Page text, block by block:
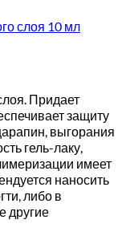
слоя 10 мл
Придает
защиту
выгорания
гель-лаку,
имеет
наносить
либо в
другие